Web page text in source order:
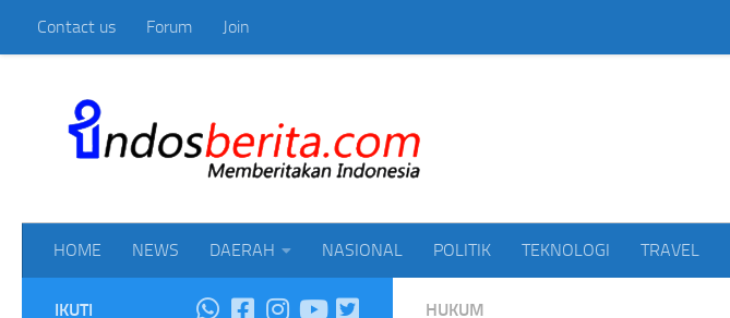
Skip to content
Contact us Forum Join
HOME NEWS DAERAH NASIONAL POLITIK TEKNOLOGI TRAVEL
HUKUM
IKUTI